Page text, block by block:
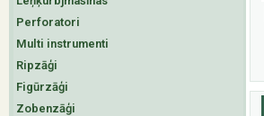
Perforatori
Multi instrumenti
Ripzāģi
Figūrzāģi
Zobenzāģi